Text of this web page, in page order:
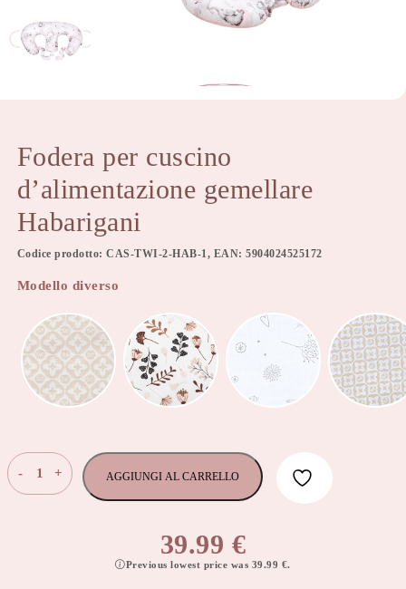
Fodera per cuscino
d’alimentazione gemellare
Habarigani
Codice prodotto: CAS-TWI-2-HAB-1, EAN: 5904024525172
Modello diverso
-
Fodera+ AGGIUNGI AL CARRELLO
39.99 €
Previous lowest price was 39.99 €.